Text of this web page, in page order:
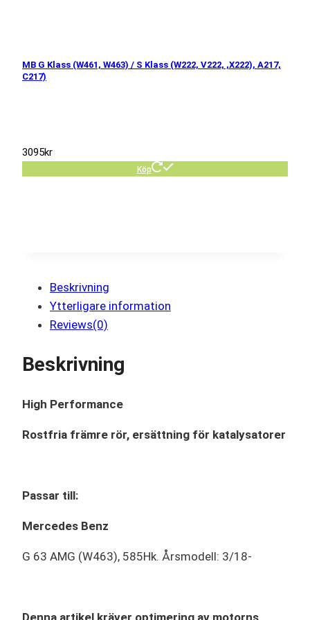
MB G Klass (W461, W463) / S Klass (W222, V222, ,X222), A217,
C217)
3095kr
Köp
Beskrivning
Ytterligare information
Reviews(0)
Beskrivning
High Performance
Rostfria främre rör, ersättning för katalysatorer
Passar till:
Mercedes Benz
G 63 AMG (W463), 585Hk. Årsmodell: 3/18-